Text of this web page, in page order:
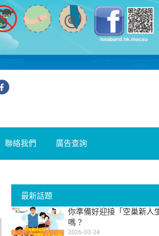
聯絡我們 廣告查詢
最新話題
你準備好迎接「空巢新人
嗎？
2026-03-24